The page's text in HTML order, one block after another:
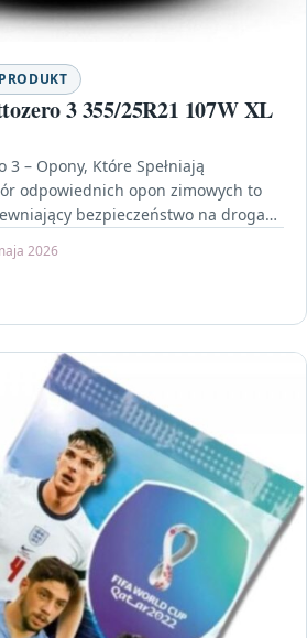
PRODUKT
3 355/25R21 107W XL
– Opony, Które Spełniają
odpowiednich opon zimowych to
bezpieczeństwo na drogach
2026